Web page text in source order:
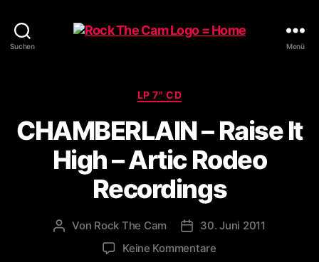
Suchen Menü
Kategorien
LP 7" CD
CHAMBERLAIN – Raise It
High – Artic Rodeo
Recordings
Beitragsautor
Von Rock The Cam Veröffentlichungsdatum
30. Juni 2011
Keine Kommentarezu